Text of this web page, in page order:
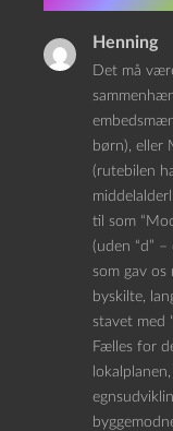
Henning
Det må
børn), eller
(rutebilen
til som
(uden “d”
som gav
byskilte,
stavet med
Fælles for